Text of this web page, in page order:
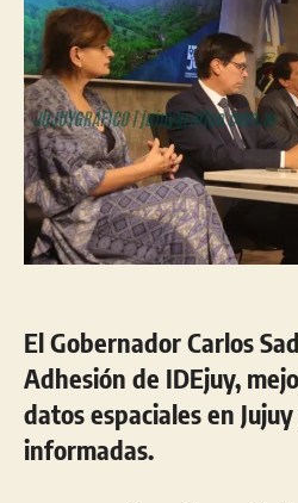
El Gobernador Carlos
Adhesión de IDEjuy,
datos espaciales en
informadas.